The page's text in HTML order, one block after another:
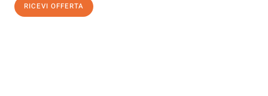
RICEVI OFFERTA